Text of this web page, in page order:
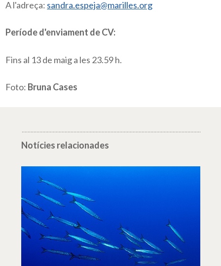
A l'adreça: sandra.espeja@marilles.org
Període d'enviament de CV:
Fins al 13 de maig a les 23.59 h.
Foto: Bruna Cases
Notícies relacionades